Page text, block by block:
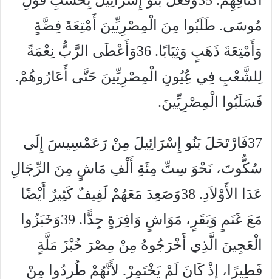
مُوسَى. طَلَبُوا مِنَ الْمِصْرِيِّينَ أَمْتِعَةَ فِضَّةٍ
وَأَمْتِعَةَ ذَهَبٍ وَثِيَابًا. 36وَأَعْطَى الرَّبُّ نِعْمَةً
لِلشَّعْبِ فِي عُِيُونِ الْمِصْرِيِّينَ حَتَّى أَعَارُوهُمْ.
فَسَلَبُوا الْمِصْرِيِّينَ.
37فَارْتَحَلَ بَنُو إِسْرَائِيلَ مِنْ رَعَمْسِيسَ إِلَى
سُكُّوتَ، نَحْوَ سِتِّ مِئَةِ أَلْفِ مَاشٍ مِنَ الرِّجَالِ
عَدَا الأَوْلاَدِ. 38وَصَعِدَ مَعَهُمْ لَفِيفٌ كَثِيرٌ أَيْضًا
مَعَ غَنَمٍ وَبَقَرٍ، مَوَاشٍ وَافِرَةٍ جِدًّا. 39وَخَبَزُوا
الْعَجِينَ الَّذِي أَخْرَجُوهُ مِنْ مِصْرَ خُبْزَ مَلَّةٍ
فَطِيرًا، إِذْ كَانَ لَمْ يَخْتَمِرْ. لأَنَّهُمْ طُرِدُوا مِنْ